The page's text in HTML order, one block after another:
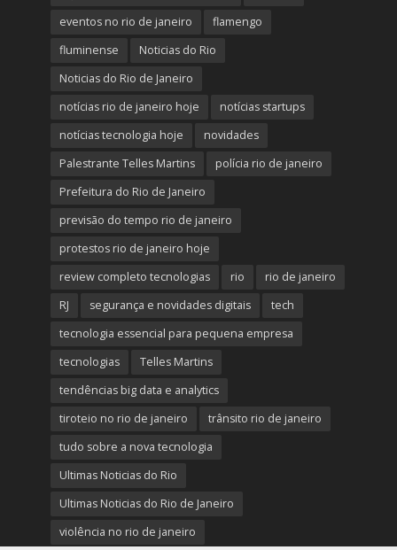
eventos no rio de janeiro
flamengo
fluminense
Noticias do Rio
Noticias do Rio de Janeiro
notícias rio de janeiro hoje
notícias startups
notícias tecnologia hoje
novidades
Palestrante Telles Martins
polícia rio de janeiro
Prefeitura do Rio de Janeiro
previsão do tempo rio de janeiro
protestos rio de janeiro hoje
review completo tecnologias
rio
rio de janeiro
RJ
segurança e novidades digitais
tech
tecnologia essencial para pequena empresa
tecnologias
Telles Martins
tendências big data e analytics
tiroteio no rio de janeiro
trânsito rio de janeiro
tudo sobre a nova tecnologia
Ultimas Noticias do Rio
Ultimas Noticias do Rio de Janeiro
violência no rio de janeiro